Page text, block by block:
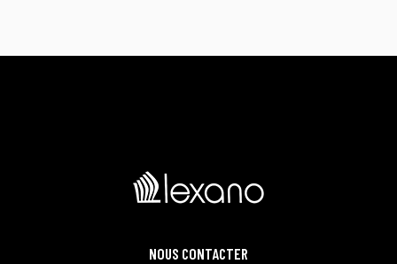
NOUS CONTACTER